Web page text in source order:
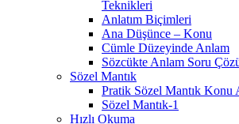
Teknikleri
Anlatım Biçimleri
Ana Düşünce – Konu
Cümle Düzeyinde Anlam
Sözcükte Anlam Soru
Sözel Mantık
Pratik Sözel Mantık Konu
Sözel Mantık-1
Hızlı Okuma